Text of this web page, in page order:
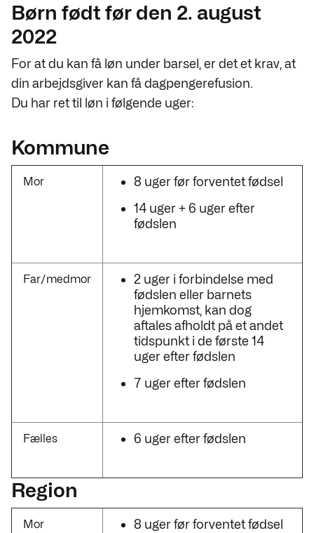
Børn født før den 2. august
2022
For at du kan få løn under barsel, er det et krav, at
din arbejdsgiver kan få dagpengerefusion.
Du har ret til løn i følgende uger:
Kommune
Mor
8 uger før forventet fødsel
14 uger + 6 uger efter
fødslen
Far/medmor
2 uger i forbindelse med
fødslen eller barnets
hjemkomst, kan dog
aftales afholdt på et andet
tidspunkt i de første 14
uger efter fødslen
7 uger efter fødslen
Fælles 6 uger efter fødslen
Region
Mor
8 uger før forventet fødsel